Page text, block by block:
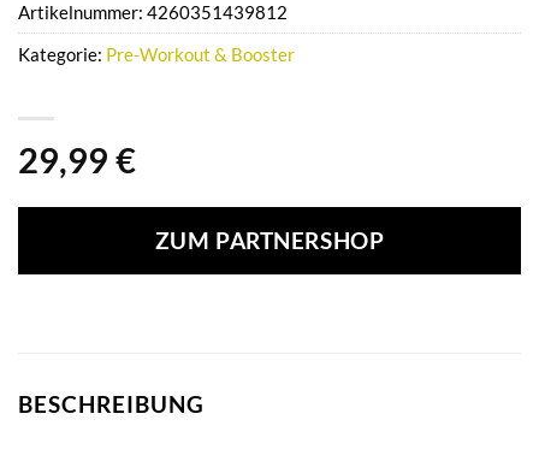
29,99 €
ZUM PARTNERSHOP
Artikelnummer: 4260351439812
Kategorie: Pre-Workout & Booster
BESCHREIBUNG